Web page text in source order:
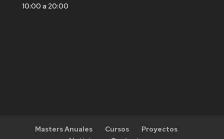
10:00 a 20:00
Masters Anuales Cursos
Proyectos